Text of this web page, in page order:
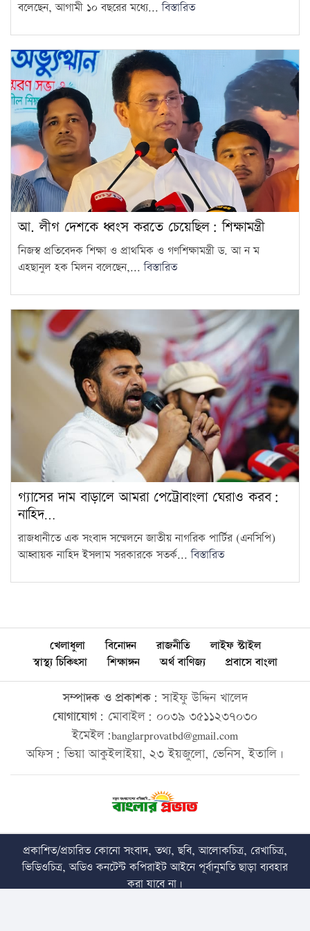
15
৫ আগস্ট ঘিরে দেশজুড়ে কঠোর
নিরাপত্তা ব্যবস্থা
বলেছেন, আগামী ১০ বছরের মধ্যে...বিস্তারিত
আ. লীগ দেশকে ধ্বংস করতে চেয়েছিল: শিক্ষামন্ত্রী
নিজস্ব প্রতিবেদক শিক্ষা ও প্রাথমিক ও গণশিক্ষামন্ত্রী ড. আ ন ম
এহছানুল হক মিলন বলেছেন,...বিস্তারিত
গ্যাসের দাম বাড়ালে আমরা পেট্রোবাংলা ঘেরাও করব:
নাহিদ…
রাজধানীতে এক সংবাদ সম্মেলনে জাতীয় নাগরিক পার্টির (এনসিপি)
আহ্বায়ক নাহিদ ইসলাম সরকারকে সতর্ক...বিস্তারিত
খেলাধুলা বিনোদন রাজনীতি
লাইফ স্টাইল
স্বাস্থ্য চিকিৎসা
শিক্ষাঙ্গন অর্থ বাণিজ্য প্রবাসে বাংলা
সম্পাদক ও প্রকাশক: সাইফু উদ্দিন খালেদ
যোগাযোগ: মোবাইল: ০০৩৯ ৩৫১১২৩৭০৩০
ইমেইল:banglarprovatbd@gmail.com
অফিস: ভিয়া আকুইলাইয়া, ২৩ ইয়জুলো, ভেনিস, ইতালি।
প্রকাশিত/প্রচারিত কোনো সংবাদ, তথ্য, ছবি, আলোকচিত্র, রেখাচিত্র,
ভিডিওচিত্র, অডিও কনটেন্ট কপিরাইট আইনে পূর্বানুমতি ছাড়া ব্যবহার
করা যাবে না।